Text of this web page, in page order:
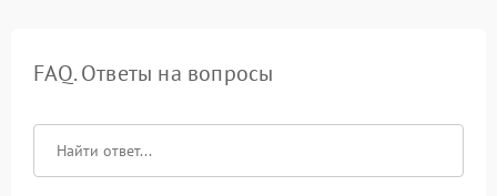
FAQ. Ответы на вопросы